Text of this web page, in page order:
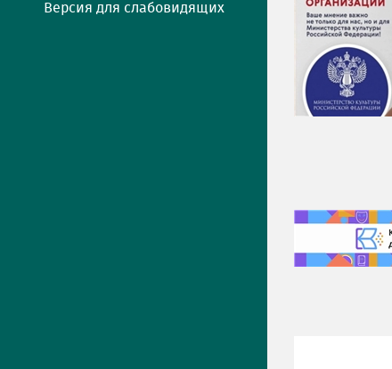
Версия для слабовидящих